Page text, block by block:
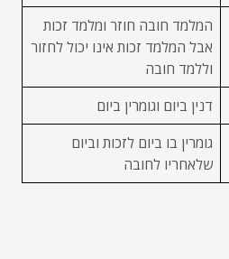
המלמד חובה חוזר ומלמד זכות
אבל המלמד זכות אינו יכול לחזור
וללמד חובה
דנין ביום וגומרין ביום
גומרין בו ביום לזכות וביום
שלאחריו לחובה